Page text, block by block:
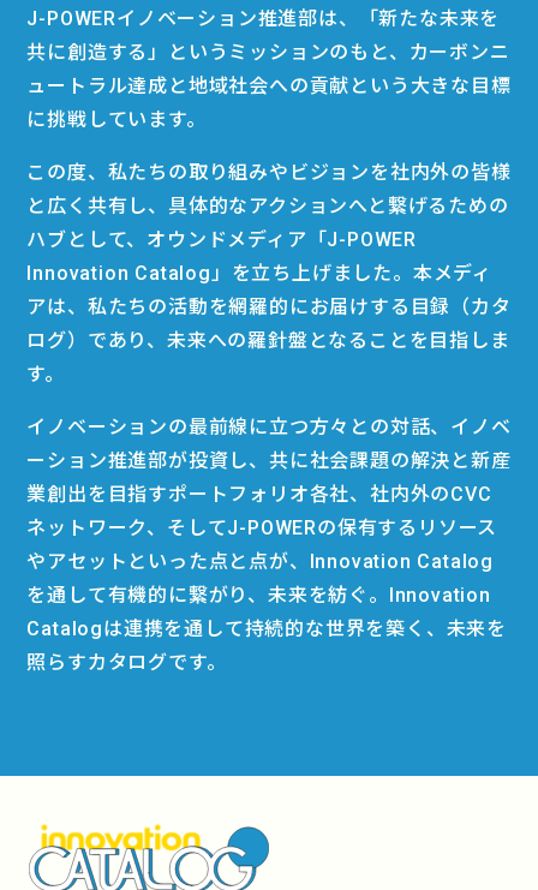
J-POWERイノベーション推進部は、「新たな未来を
共に創造する」というミッションのもと、カーボンニ
ュートラル達成と地域社会への貢献という大きな目標
に挑戦しています。
この度、私たちの取り組みやビジョンを社内外の皆様
と広く共有し、具体的なアクションへと繋げるための
ハブとして、オウンドメディア「J-POWER
Innovation Catalog」を立ち上げました。本メディ
アは、私たちの活動を網羅的にお届けする目録（カタ
ログ）であり、未来への羅針盤となることを目指しま
す。
イノベーションの最前線に立つ方々との対話、イノベ
ーション推進部が投資し、共に社会課題の解決と新産
業創出を目指すポートフォリオ各社、社内外のCVC
ネットワーク、そしてJ-POWERの保有するリソース
やアセットといった点と点が、Innovation Catalog
を通して有機的に繋がり、未来を紡ぐ。Innovation
Catalogは連携を通して持続的な世界を築く、未来を
照らすカタログです。